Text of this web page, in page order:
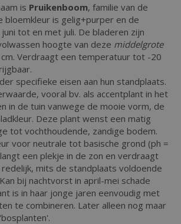
is Pruikenboom, familie van de
bloemkleur is gelig+purper en de
tot en met juli. De bladeren zijn
hoogte van deze middelgrote
Verdraagt een temperatuur tot -20
specifieke eisen aan hun standplaats.
vooral bv. als accentplant in het
in de tuin vanwege de mooie vorm, de
Deze plant wenst een matig
tot vochthoudende, zandige bodem.
voor neutrale tot basische grond (ph =
een plekje in de zon en verdraagt
mits de standplaats voldoende
bij nachtvorst in april-mei schade
is in haar jonge jaren eenvoudig met
te combineren. Later alleen nog maar